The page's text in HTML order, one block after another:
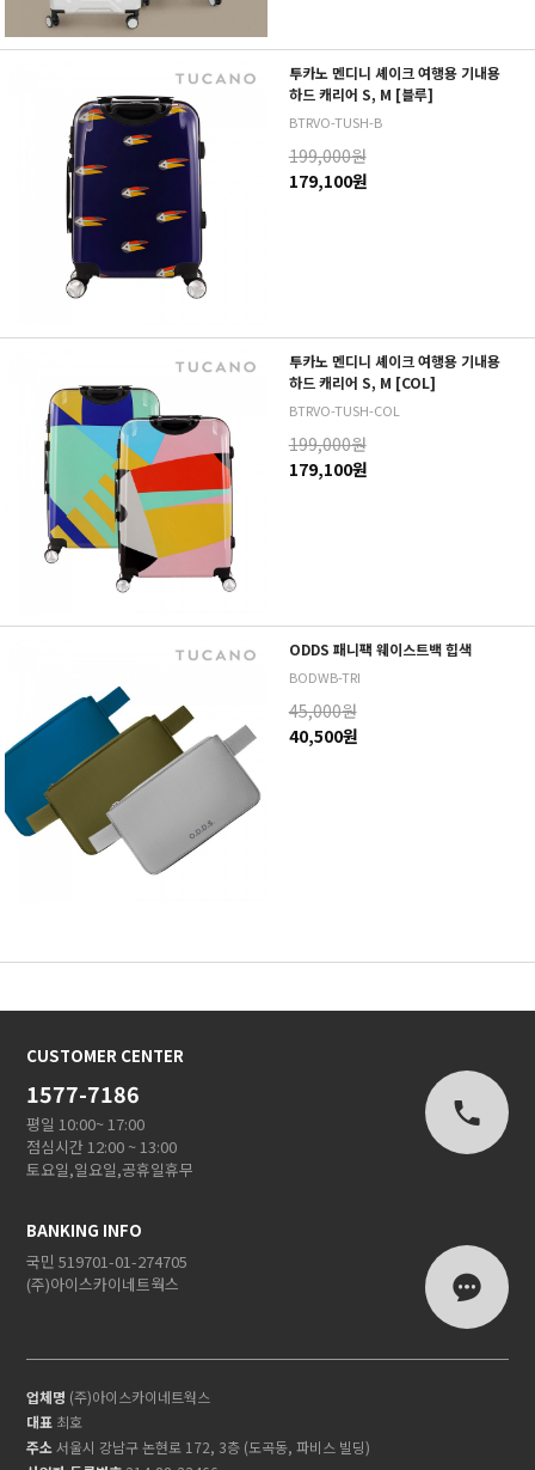
투카노 멘디니 셰이크 여행용 기내용
하드 캐리어 S, M [블루]
BTRVO-TUSH-B
199,000원
179,100원
투카노 멘디니 셰이크 여행용 기내용
하드 캐리어 S, M [COL]
BTRVO-TUSH-COL
199,000원
179,100원
ODDS 패니팩 웨이스트백 힙색
BODWB-TRI
45,000원
40,500원
CUSTOMER CENTER
1577-7186
평일 10:00~ 17:00
점심시간 12:00 ~ 13:00
토요일,일요일,공휴일휴무
BANKING INFO
국민 519701-01-274705
(주)아이스카이네트웍스
업체명 (주)아이스카이네트웍스
대표 최호
주소서울시 강남구 논현로 172, 3층 (도곡동, 파비스 빌딩)